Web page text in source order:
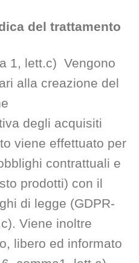
del trattamento
1, lett.c) Vengono
alla creazione del
degli acquisiti
viene effettuato per
contrattuali e
prodotti) con il
di legge (GDPR-
Viene inoltre
libero ed informato